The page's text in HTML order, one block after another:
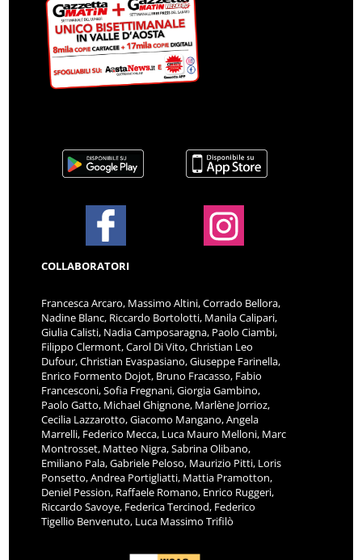
COLLABORATORI
Francesca Arcaro, Massimo Altini, Corrado Bellora,
Nadine Blanc, Riccardo Bortolotti, Manila Calipari,
Giulia Calisti, Nadia Camposaragna, Paolo Ciambi,
Filippo Clermont, Carol Di Vito, Christian Leo
Dufour, Christian Evaspasiano, Giuseppe Farinella,
Enrico Formento Dojot, Bruno Fracasso, Fabio
Francesconi, Sofia Fregnani, Giorgia Gambino,
Paolo Gatto, Michael Ghignone, Marlène Jorrioz,
Cecilia Lazzarotto, Giacomo Mangano, Angela
Marrelli, Federico Mecca, Luca Mauro Melloni, Marc
Montrosset, Matteo Nigra, Sabrina Olibano,
Emiliano Pala, Gabriele Peloso, Maurizio Pitti, Loris
Ponsetto, Andrea Portigliatti, Mattia Pramotton,
Deniel Pession, Raffaele Romano, Enrico Ruggeri,
Riccardo Savoye, Federica Tercinod, Federico
Tigellio Benvenuto, Luca Massimo Trifilò